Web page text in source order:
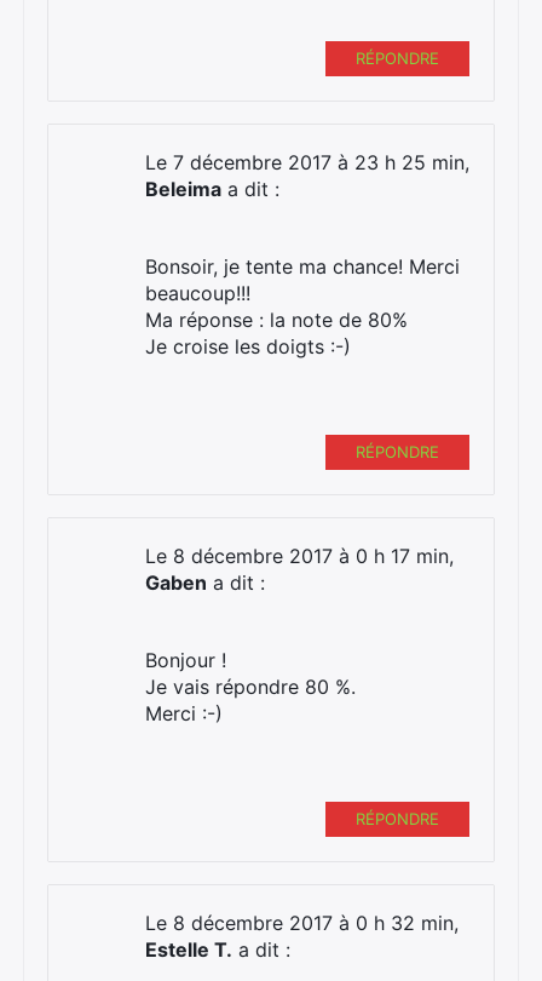
RÉPONDRE
Le 7 décembre 2017 à 23 h 25 min,
Beleima a dit :
Bonsoir, je tente ma chance! Merci
beaucoup!!!
Ma réponse : la note de 80%
Je croise les doigts :-)
RÉPONDRE
Le 8 décembre 2017 à 0 h 17 min,
Gaben a dit :
Bonjour !
Je vais répondre 80 %.
Merci :-)
RÉPONDRE
Le 8 décembre 2017 à 0 h 32 min,
Estelle T. a dit :